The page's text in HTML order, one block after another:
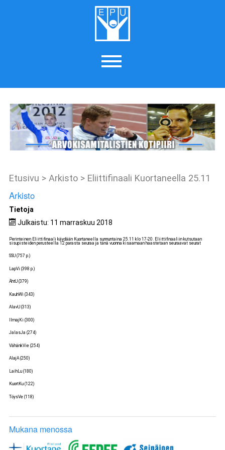
Etusivu > Arkisto > Eliittifinaali Kuortaneella 25.11
Arkisto
Tietoja
Julkaistu: 11 marraskuu 2018
Perinteinen Eliittifinaali käydään Kuortaneella sunnuntaina 25.11 klo 17-20. Eliittifinaaliin kutsutaan
sisupisteiden perusteella 12 parasta seuraa ja tänä vuonna kisaamaan haastetaan seuraavat seurat
SSU (757 p.)
LapVi (398 p.)
ÄhtU (379)
KauhWi (343)
AlavU (313)
IlmajKi (300)
JalasJa (274)
VähänkVie (254)
AlajA (250)
LaihLu (180)
KuortKu (122)
TöysVe (118)
Mukana menossa